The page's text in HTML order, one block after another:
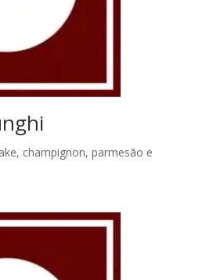
champignon, parmesão e